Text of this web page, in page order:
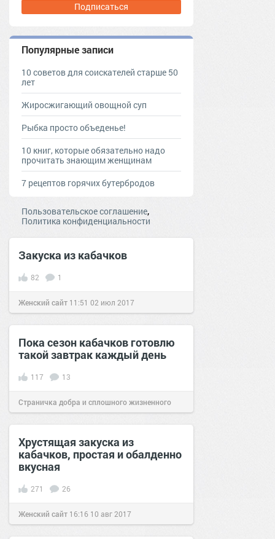
Подписаться
Популярные записи
10 советов для соискателей старше 50
лет
Жиросжигающий овощной суп
Рыбка просто объеденье!
10 книг, которые обязательно надо
прочитать знающим женщинам
7 рецептов горячих бутербродов
Пользовательское соглашение,
Политика конфиденциальности
Закуска из кабачков
82 1
Женский сайт 11:51 02 июл 2017
Пока сезон кабачков готовлю
такой завтрак каждый день
117 13
Страничка добра и сплошного жизненного
позитива! 09:01 09 июл 2019
Хрустящая закуска из
кабачков, простая и обалденно
вкусная
271 26
Женский сайт 16:16 10 авг 2017